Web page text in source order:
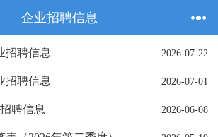
企业招聘信息
2026-07-22
招聘信息
2026-07-01
招聘信息
2026-06-08
聘信息